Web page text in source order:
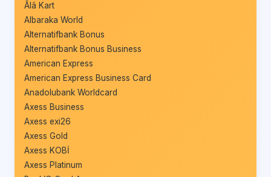
Âlâ Kart
Albaraka World
Alternatifbank Bonus
Alternatifbank Bonus Business
American Express
American Express Business Card
Anadolubank Worldcard
Axess Business
Axess exi26
Axess Gold
Axess KOBİ
Axess Platinum